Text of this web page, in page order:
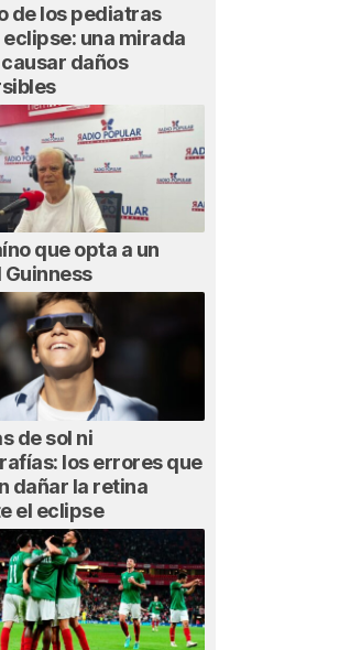
de los pediatras
eclipse: una mirada
daños
que opta a un
de sol ni
los errores que
dañar la retina
el eclipse